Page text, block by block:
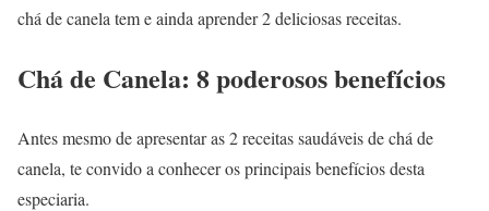
chá de canela tem e ainda aprender 2 deliciosas receitas.
Chá de Canela: 8 poderosos benefícios
Antes mesmo de apresentar as 2 receitas saudáveis de chá de
canela, te convido a conhecer os principais benefícios desta
especiaria.